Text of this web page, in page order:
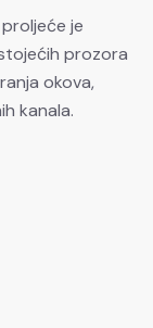
je
prozora
okova,
kanala.